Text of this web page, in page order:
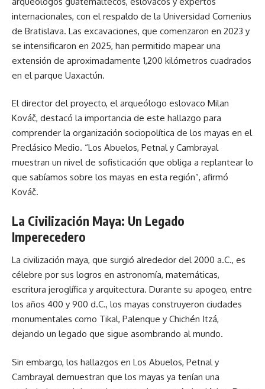
internacionales, con el respaldo de la Universidad Comenius
de Bratislava. Las excavaciones, que comenzaron en 2023 y
se intensificaron en 2025, han permitido mapear una
extensión de aproximadamente 1,200 kilómetros cuadrados
en el parque Uaxactún.
El director del proyecto, el arqueólogo eslovaco Milan
Kováč, destacó la importancia de este hallazgo para
comprender la organización sociopolítica de los mayas en el
Preclásico Medio. “Los Abuelos, Petnal y Cambrayal
muestran un nivel de sofisticación que obliga a replantear lo
que sabíamos sobre los mayas en esta región”, afirmó
Kováč.
La Civilización Maya: Un Legado
Imperecedero
La civilización maya, que surgió alrededor del 2000 a.C., es
célebre por sus logros en astronomía, matemáticas,
escritura jeroglífica y arquitectura. Durante su apogeo, entre
los años 400 y 900 d.C., los mayas construyeron ciudades
monumentales como Tikal, Palenque y Chichén Itzá,
dejando un legado que sigue asombrando al mundo.
Sin embargo, los hallazgos en Los Abuelos, Petnal y
Cambrayal demuestran que los mayas ya tenían una